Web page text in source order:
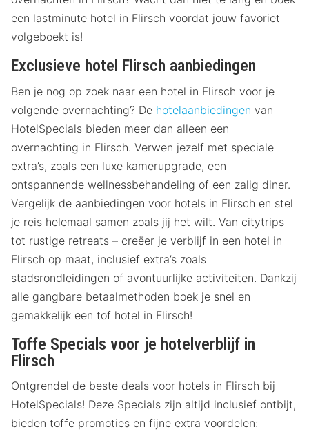
een lastminute hotel in Flirsch voordat jouw favoriet
volgeboekt is!
Exclusieve hotel Flirsch aanbiedingen
Ben je nog op zoek naar een hotel in Flirsch voor je
volgende overnachting? De hotelaanbiedingen van
HotelSpecials bieden meer dan alleen een
overnachting in Flirsch. Verwen jezelf met speciale
extra’s, zoals een luxe kamerupgrade, een
ontspannende wellnessbehandeling of een zalig diner.
Vergelijk de aanbiedingen voor hotels in Flirsch en stel
je reis helemaal samen zoals jij het wilt. Van citytrips
tot rustige retreats – creëer je verblijf in een hotel in
Flirsch op maat, inclusief extra’s zoals
stadsrondleidingen of avontuurlijke activiteiten. Dankzij
alle gangbare betaalmethoden boek je snel en
gemakkelijk een tof hotel in Flirsch!
Toffe Specials voor je hotelverblijf in
Flirsch
Ontgrendel de beste deals voor hotels in Flirsch bij
HotelSpecials! Deze Specials zijn altijd inclusief ontbijt,
bieden toffe promoties en fijne extra voordelen: